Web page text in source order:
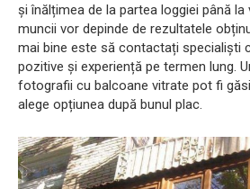
și înălțimea de la partea loggiei până
muncii vor depinde de rezultatele
mai bine este să contactați specialiști
pozitive și experiență pe termen lung.
fotografii cu balcoane vitrate pot fi
alege opțiunea după bunul plac.